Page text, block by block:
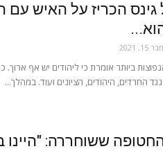
הכריז על האיש עם
2021
ביותר אומרת כי ליהודים יש אף ארוך.
החרדים, היהודים, הציונים ועוד. במהלך...
ששוחררה: "היינו